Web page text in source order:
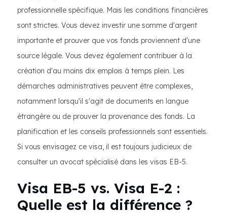
professionnelle spécifique. Mais les conditions financières
sont strictes. Vous devez investir une somme d'argent
importante et prouver que vos fonds proviennent d'une
source légale. Vous devez également contribuer à la
création d'au moins dix emplois à temps plein. Les
démarches administratives peuvent être complexes,
notamment lorsqu'il s'agit de documents en langue
étrangère ou de prouver la provenance des fonds. La
planification et les conseils professionnels sont essentiels.
Si vous envisagez ce visa, il est toujours judicieux de
consulter un avocat spécialisé dans les visas EB-5.
Visa EB-5 vs. Visa E-2 :
Quelle est la différence ?